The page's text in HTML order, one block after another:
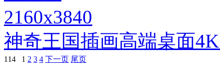
2160x3840
神奇王国插画高端桌面
114 1 2 3 4 下一页 尾页